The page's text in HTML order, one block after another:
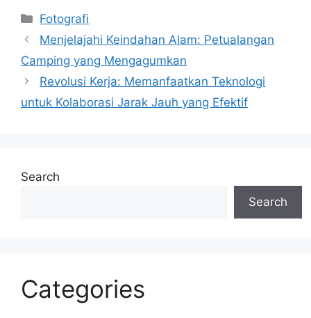
at
s
A
p
p
e
b
o
o
a
d
s
gr
a
m
Categories
Fotografi
Menjelajahi Keindahan Alam: Petualangan
Camping yang Mengagumkan
Revolusi Kerja: Memanfaatkan Teknologi
untuk Kolaborasi Jarak Jauh yang Efektif
Search
Search
Categories